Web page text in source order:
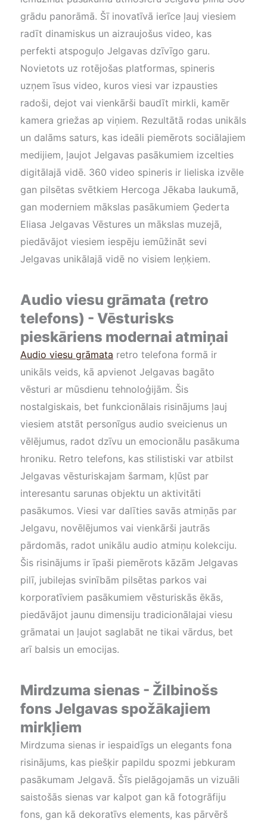
grādu panorāmā. Šī inovatīvā ierīce ļauj viesiem
radīt dinamiskus un aizraujošus video, kas
perfekti atspoguļo Jelgavas dzīvīgo garu.
Novietots uz rotējošas platformas, spineris
uzņem īsus video, kuros viesi var izpausties
radoši, dejot vai vienkārši baudīt mirkli, kamēr
kamera griežas ap viņiem. Rezultātā rodas unikāls
un dalāms saturs, kas ideāli piemērots sociālajiem
medijiem, ļaujot Jelgavas pasākumiem izcelties
digitālajā vidē. 360 video spineris ir lieliska izvēle
gan pilsētas svētkiem Hercoga Jēkaba laukumā,
gan moderniem mākslas pasākumiem Ģederta
Eliasa Jelgavas Vēstures un mākslas muzejā,
piedāvājot viesiem iespēju iemūžināt sevi
Jelgavas unikālajā vidē no visiem leņķiem.
Audio viesu grāmata (retro
telefons) - Vēsturisks
pieskāriens modernai atmiņai
Audio viesu grāmata retro telefona formā ir
unikāls veids, kā apvienot Jelgavas bagāto
vēsturi ar mūsdienu tehnoloģijām. Šis
nostalgiskais, bet funkcionālais risinājums ļauj
viesiem atstāt personīgus audio sveicienus un
vēlējumus, radot dzīvu un emocionālu pasākuma
hroniku. Retro telefons, kas stilistiski var atbilst
Jelgavas vēsturiskajam šarmam, kļūst par
interesantu sarunas objektu un aktivitāti
pasākumos. Viesi var dalīties savās atmiņās par
Jelgavu, novēlējumos vai vienkārši jautrās
pārdomās, radot unikālu audio atmiņu kolekciju.
Šis risinājums ir īpaši piemērots kāzām Jelgavas
pilī, jubilejas svinībām pilsētas parkos vai
korporatīviem pasākumiem vēsturiskās ēkās,
piedāvājot jaunu dimensiju tradicionālajai viesu
grāmatai un ļaujot saglabāt ne tikai vārdus, bet
arī balsis un emocijas.
Mirdzuma sienas - Žilbinošs
fons Jelgavas spožākajiem
mirkļiem
Mirdzuma sienas ir iespaidīgs un elegants fona
risinājums, kas piešķir papildu spozmi jebkuram
pasākumam Jelgavā. Šīs pielāgojamās un vizuāli
saistošās sienas var kalpot gan kā fotogrāfiju
fons, gan kā dekoratīvs elements, kas pārvērš